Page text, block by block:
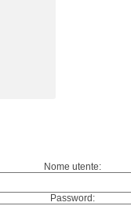
Nome utente:
Password: